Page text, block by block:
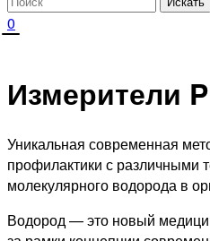
0
Измерители
Уникальная современная
профилактики с различными
молекулярного водорода в
Водород — это новый